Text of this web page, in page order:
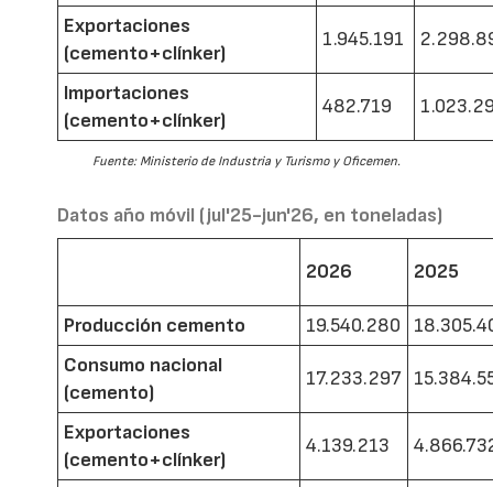
Exportaciones
(cemento+clínker)
1.945.191
Importaciones
(cemento+clínker)
482.719
Fuente: Ministerio de Industria y Turismo y Oficemen.
Datos año móvil (jul'25-jun'26, en toneladas)
2026 2025
Producción cemento 19.540.280
Consumo nacional
(cemento)
17.233.297
Exportaciones
(cemento+clínker)
4.139.213